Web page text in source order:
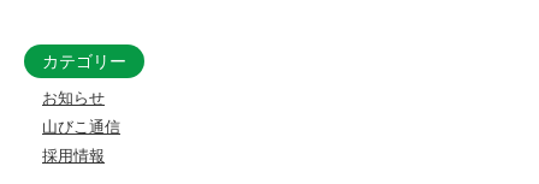
カテゴリー
お知らせ
山びこ通信
採用情報